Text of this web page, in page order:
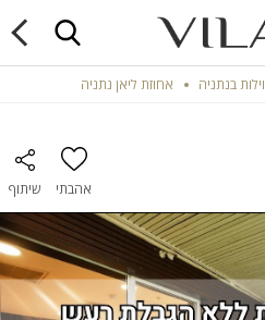
וילות בנתניה אחוזת ליאן נתניה
אהבתי שיתוף